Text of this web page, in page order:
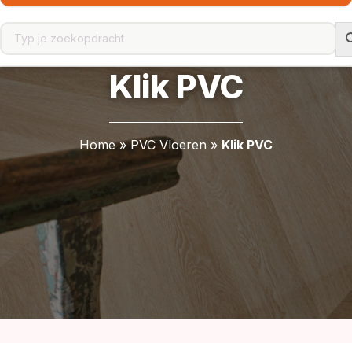
Klik PVC
Home»PVC Vloeren » Klik PVC